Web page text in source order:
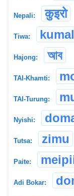
Nepali: कुइरो
Tiwa: kumal
Hajong: আব
TAI-Khamti:
TAI-Turung:
Nyishi:
Tutsa: zimu
Paite:
Adi Bokar: